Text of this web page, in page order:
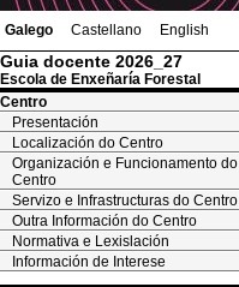
Galego Castellano English
Guia docente 2026_27
Escola de Enxeñaría Forestal
Centro
Presentación
Localización do Centro
Organización e Funcionamento do
Centro
Servizo e Infrastructuras do Centro
Outra Información do Centro
Normativa e Lexislación
Información de Interese